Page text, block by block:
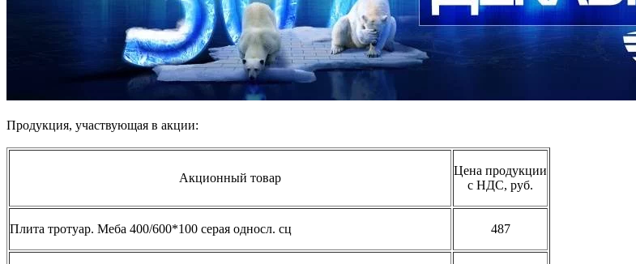
Продукция, участвующая в акции:
Акционный товар
Цена продукции
с НДС, руб.
Плита тротуар. Меба 400/600*100 серая односл. сц 487